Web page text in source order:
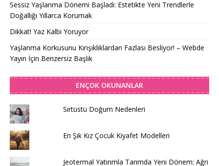
Sessiz Yaşlanma Dönemi Başladı: Estetikte Yeni Trendlerle
Doğallığı Yıllarca Korumak
Dikkat! Yaz Kalbi Yoruyor
Yaşlanma Korkusunu Kırışıklıklardan Fazlası Besliyor! – Webde
Yayın İçin Benzersiz Başlık
ENÇOK OKUNANLAR
Sırtüstü Doğum Nedenleri
En Şık Kız Çocuk Kıyafet Modelleri
Jeotermal Yatırımla Tarımda Yeni Dönem: Ağrı